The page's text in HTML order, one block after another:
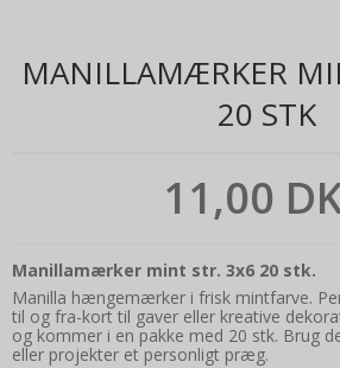
MANILLAMÆRKER
20 STK
11,00
Manillamærker mint str. 3x6 20 stk.
Manilla hængemærker i frisk mintfarve.
til og fra-kort til gaver eller kreative
og kommer i en pakke med 20 stk. Brug
eller projekter et personligt præg.